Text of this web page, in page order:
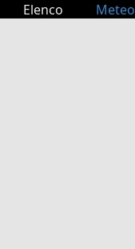
Elenco Meteo